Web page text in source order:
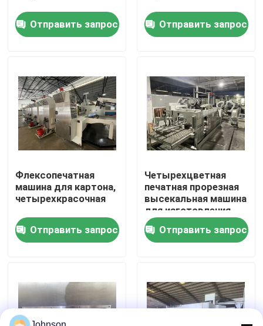
Продукты
О нас
Путешествие фабрики
Проверка качества
Новости
Случаи
печатная машина коробки
Отправить запрос Отправить запрос
Флексопечатная
машина для картона,
четырехкрасочная
Отправить запрос
Четырехцветная
печатная прорезная
высекальная машина
для изготовления
коробок в линию
Отправить запрос